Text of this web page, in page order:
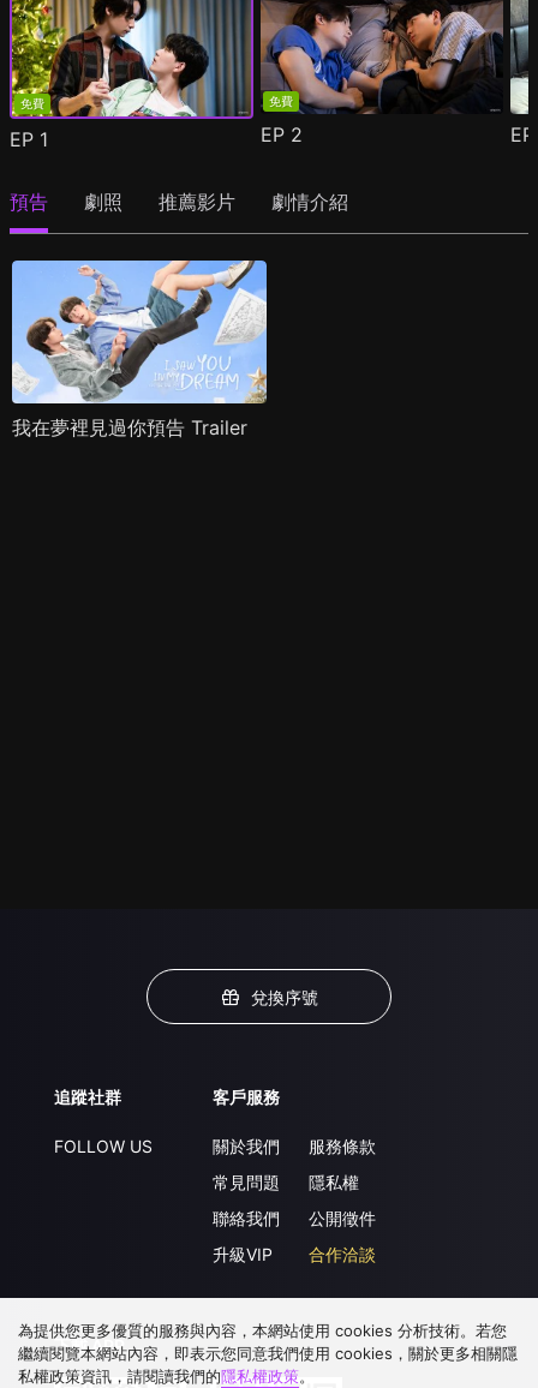
免費
EP 1
免費
EP 2
預告 劇照 推薦影片 劇情介紹
我在夢裡見過你預告 Trailer
兌換序號
追蹤社群
FOLLOW US
客戶服務
關於我們
常見問題
聯絡我們
升級VIP
服務條款
隱私權
公開徵件
合作洽談
下載 APP
為提供您更多優質的服務與內容，本網站使用 cookies 分析技術。若您
繼續閱覽本網站內容，即表示您同意我們使用 cookies，關於更多相關隱
私權政策資訊，請閱讀我們的隱私權政策。